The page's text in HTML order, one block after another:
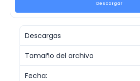
Descargar
Descargas
Tamaño del archivo
Fecha: